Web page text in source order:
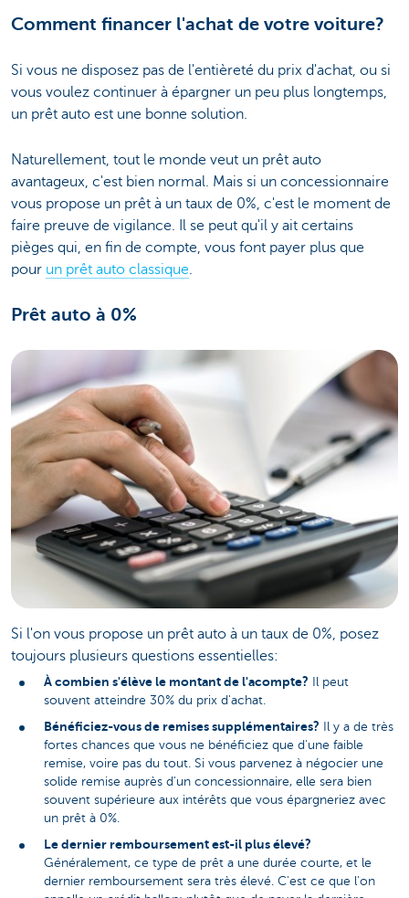
Comment financer l'achat de votre voiture?
Si vous ne disposez pas de l'entièreté du prix d'achat, ou si
vous voulez continuer à épargner un peu plus longtemps,
un prêt auto est une bonne solution.
Naturellement, tout le monde veut un prêt auto
avantageux, c'est bien normal. Mais si un concessionnaire
vous propose un prêt à un taux de 0%, c'est le moment de
faire preuve de vigilance. Il se peut qu'il y ait certains
pièges qui, en fin de compte, vous font payer plus que
pour un prêt auto classique.
Prêt auto à 0%
Si l'on vous propose un prêt auto à un taux de 0%, posez
toujours plusieurs questions essentielles:
À combien s'élève le montant de l'acompte? Il peut
souvent atteindre 30% du prix d'achat.
Bénéficiez-vous de remises supplémentaires? Il y a de très
fortes chances que vous ne bénéficiez que d'une faible
remise, voire pas du tout. Si vous parvenez à négocier une
solide remise auprès d'un concessionnaire, elle sera bien
souvent supérieure aux intérêts que vous épargneriez avec
un prêt à 0%.
Le dernier remboursement est-il plus élevé?
Généralement, ce type de prêt a une durée courte, et le
dernier remboursement sera très élevé. C'est ce que l'on